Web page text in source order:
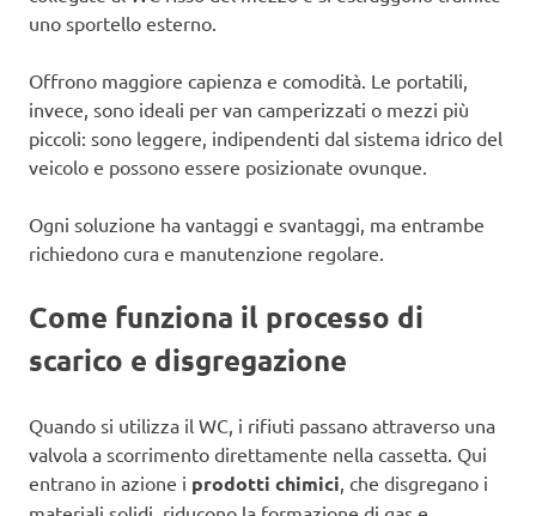
uno sportello esterno.
Offrono maggiore capienza e comodità. Le portatili,
invece, sono ideali per van camperizzati o mezzi più
piccoli: sono leggere, indipendenti dal sistema idrico del
veicolo e possono essere posizionate ovunque.
Ogni soluzione ha vantaggi e svantaggi, ma entrambe
richiedono cura e manutenzione regolare.
Come funziona il processo di
scarico e disgregazione
Quando si utilizza il WC, i rifiuti passano attraverso una
valvola a scorrimento direttamente nella cassetta. Qui
entrano in azione i prodotti chimici, che disgregano i